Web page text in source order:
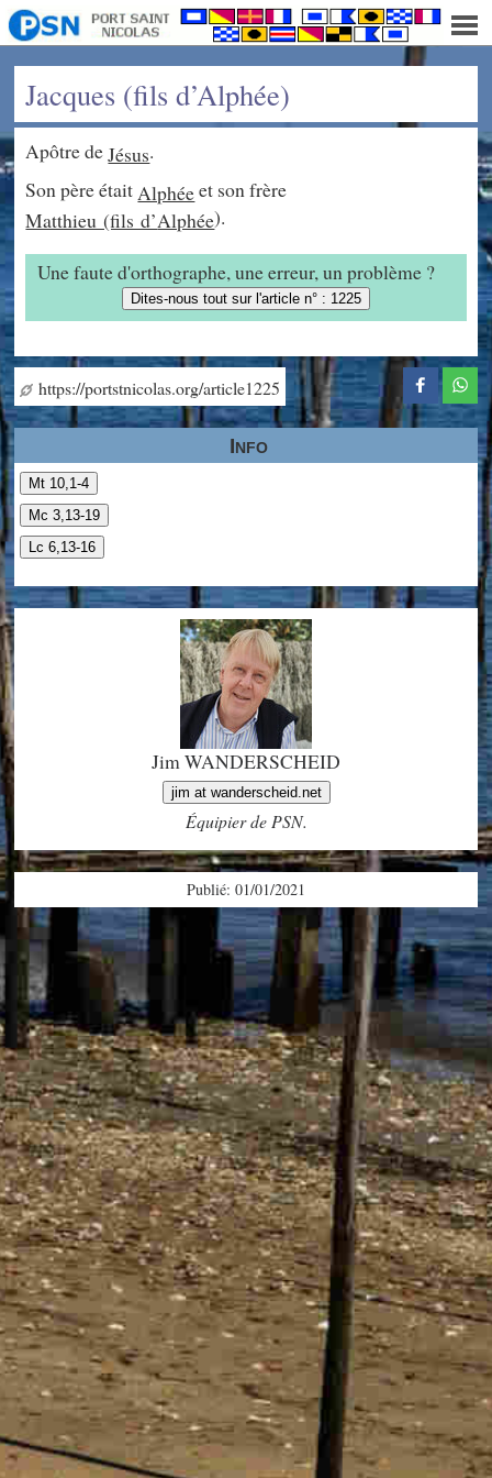
Jacques (fils d’Alphée)
Apôtre deJésus.
Son père étaitAlphéeet son frère
Matthieu (fils d’Alphée).
Une faute d'orthographe, une erreur, un problème ?
Dites-nous tout sur l'article n° : 1225
https://portstnicolas.org/article1225
Info
Mt 10,1-4
Mc 3,13-19
Lc 6,13-16
Jim WANDERSCHEID
jim at wanderscheid.net
Équipier de PSN.
Publié: 01/01/2021